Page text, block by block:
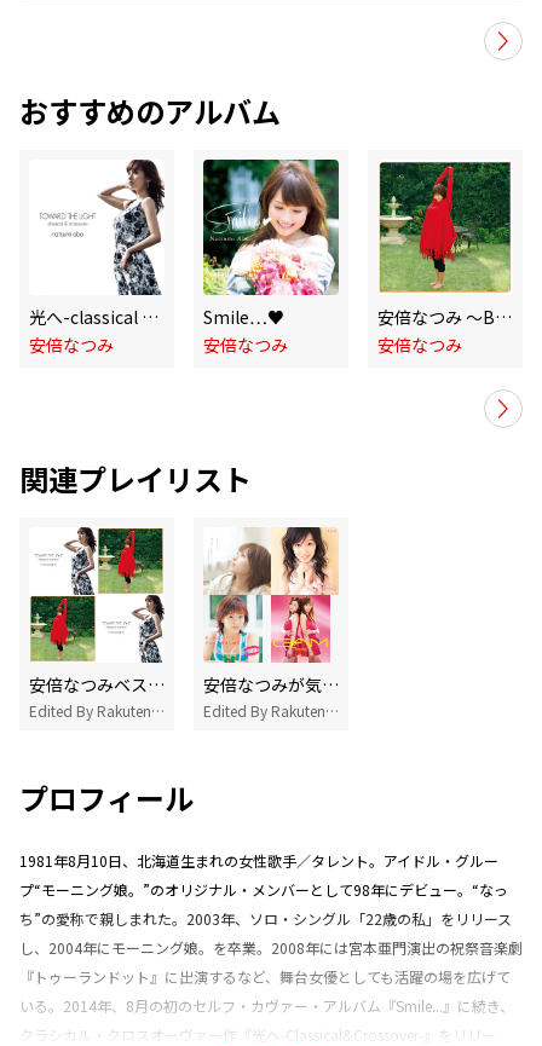
おすすめのアルバム
光へ-classical & crossover-
安倍なつみ
Smile…♥
安倍なつみ
安倍なつみ ～Best Selection～ 15色の似顔絵たち
安倍なつみ
関連プレイリスト
安倍なつみベストセレクション
Edited By Rakuten Music
安倍なつみが気になるあなたにオススメの曲
Edited By Rakuten Music
プロフィール
1981年8月10日、北海道生まれの女性歌手／タレント。アイドル・グルー
プ“モーニング娘。”のオリジナル・メンバーとして98年にデビュー。“なっ
ち”の愛称で親しまれた。2003年、ソロ・シングル「22歳の私」をリリース
し、2004年にモーニング娘。を卒業。2008年には宮本亜門演出の祝祭音楽劇
『トゥーランドット』に出演するなど、舞台女優としても活躍の場を広げて
いる。2014年、8月の初のセルフ・カヴァー・アルバム『Smile...』に続き、
クラシカル・クロスオーヴァー作『光へ-Classical&Crossover-』をリリー